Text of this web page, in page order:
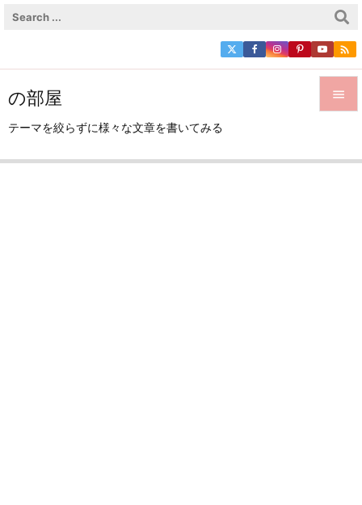
の部屋
テーマを絞らずに様々な文章を書いてみる


